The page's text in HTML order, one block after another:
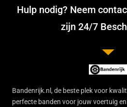
Hulp nodig? Neem
zijn 24/7
Bandenrijk.nl, de beste plek voor
perfecte banden voor jouw voertuig